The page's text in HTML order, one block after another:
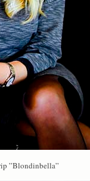
”Blondinbella”